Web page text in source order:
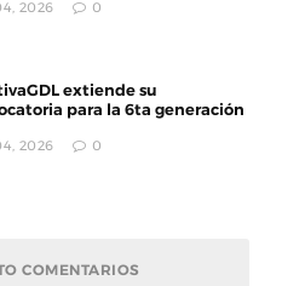
2026 0
extiende su
para la 6ta generación
2026 0
COMENTARIOS